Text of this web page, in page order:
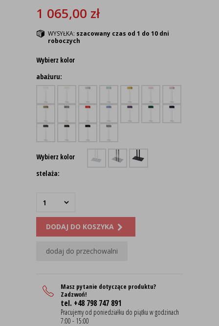
1 065,00 zł
WYSYŁKA: szacowany czas od 1 do 10 dni
roboczych
Wybierz kolor
abażuru:
Wybierz kolor
stelaża:
DODAJ DO KOSZYKA
dodaj do przechowalni
Masz pytanie dotyczące produktu?
Zadzwoń!
tel. +48 798 747 891
Pracujemy od poniedziałku do piątku w godzinach
7:00 - 15:00